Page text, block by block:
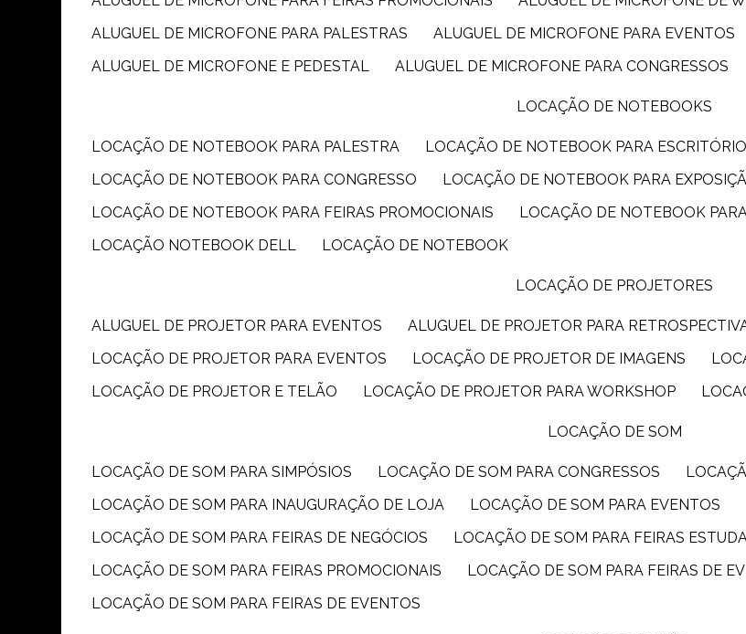
ALUGUEL DE MICROFONE PARA PALESTRAS
ALUGUEL DE MICROFONE PARA EVENTOS
ALUGUEL DE MICROFONE E PEDESTAL
ALUGUEL DE MICROFONE PARA CONGRESSOS
LOCAÇÃO DE NOTEBOOKS
LOCAÇÃO DE NOTEBOOK PARA PALESTRA LOCAÇÃO DE NOTEBOOK PARA ESCRITÓRIO
LOCAÇÃO DE NOTEBOOK PARA CONGRESSO
LOCAÇÃO DE NOTEBOOK PARA
LOCAÇÃO DE NOTEBOOK PARA FEIRAS PROMOCIONAIS
LOCAÇÃO DE NOTEBOOK
LOCAÇÃO NOTEBOOK DELL
LOCAÇÃO DE NOTEBOOK
LOCAÇÃO DE PROJETORES
ALUGUEL DE PROJETOR PARA EVENTOS ALUGUEL DE PROJETOR PARA
LOCAÇÃO DE PROJETOR PARA EVENTOS
LOCAÇÃO DE PROJETOR DE IMAGENS
LOCAÇÃO DE PROJETOR E TELÃO
LOCAÇÃO DE PROJETOR PARA WORKSHOP
LOCAÇÃO DE SOM
LOCAÇÃO DE SOM PARA SIMPÓSIOS LOCAÇÃO DE SOM PARA CONGRESSOS
LOCAÇÃO DE SOM PARA INAUGURAÇÃO DE LOJA
LOCAÇÃO DE SOM PARA EVENTOS
LOCAÇÃO DE SOM PARA FEIRAS DE NEGÓCIOS
LOCAÇÃO DE SOM PARA FEIRAS
LOCAÇÃO DE SOM PARA FEIRAS PROMOCIONAIS
LOCAÇÃO DE SOM PARA FEIRAS DE
LOCAÇÃO DE SOM PARA FEIRAS DE EVENTOS